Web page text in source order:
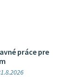
práce pre